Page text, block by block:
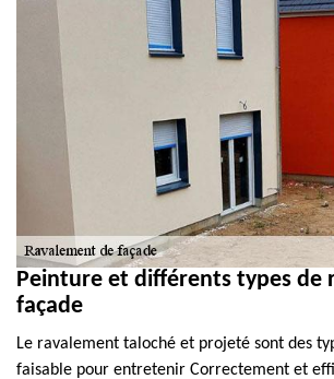
Peinture et différents types de
façade
Le ravalement taloché et projeté sont des
faisable pour entretenir Correctement et